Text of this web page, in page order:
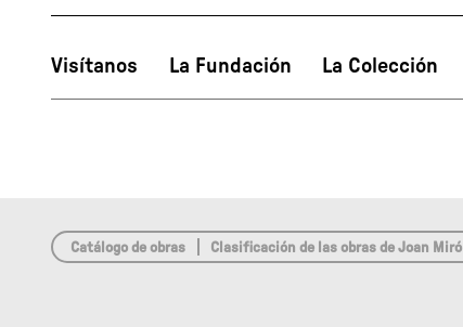
Visítanos La Fundación La Colección
Catálogo de obras Clasificación de las obras de Joan Miró